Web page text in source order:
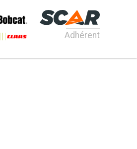
Adhérent